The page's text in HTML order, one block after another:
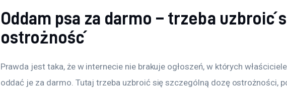
Oddam psa za darmo – trzeba uzbroić
ostrożność
Prawda jest taka, że w internecie nie brakuje ogłoszeń, w których
oddać je za darmo. Tutaj trzeba uzbroić się szczególną dozę ostrożności,